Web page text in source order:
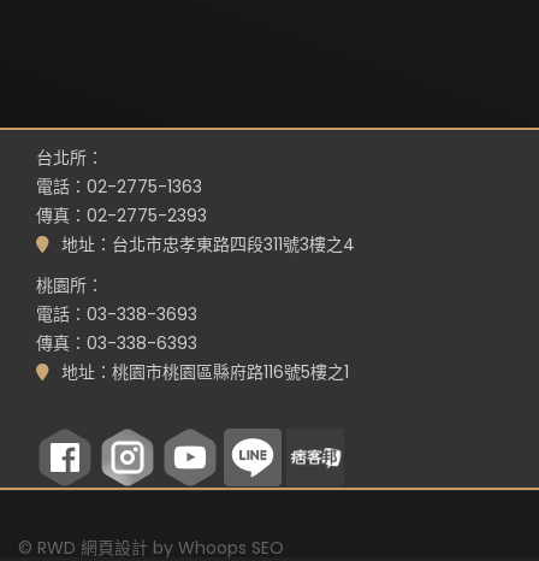
台北所：
電話：02-2775-1363
傳真：02-2775-2393
地址：台北市忠孝東路四段311號3樓之4
桃園所：
電話：03-338-3693
傳真：03-338-6393
地址：桃園市桃園區縣府路116號5樓之1
© RWD 網頁設計 by Whoops SEO